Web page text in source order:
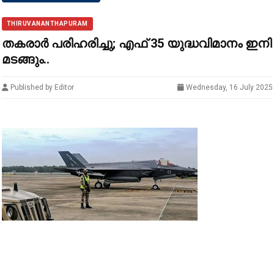
THIRUVANANTHAPURAM
തകരാർ പരിഹരിച്ചു; എഫ് 35 യുദ്ധവിമാനം ഇനി
മടങ്ങും..
Published by Editor Wednesday, 16 July 2025